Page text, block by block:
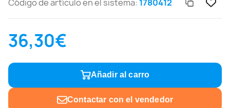
Código de artículo en el sistema: 1780412
36,30€
Añadir al carro
Contactar con el vendedor